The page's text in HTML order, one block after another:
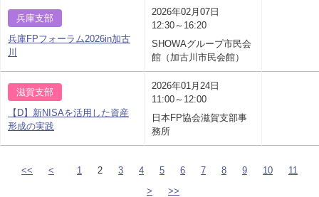
兵庫支部
兵庫FPフォーラム2026in加古
川
2026年02月07日
12:30～16:20
SHOWAグループ市民会
館（加古川市民会館）
滋賀支部
【D】新NISAを活用した資産
形成の実践
2026年01月24日
11:00～12:00
日本FP協会滋賀支部事
務所
<< < 1 2 3 4 5 6 7 8 9 10
11
>
>>